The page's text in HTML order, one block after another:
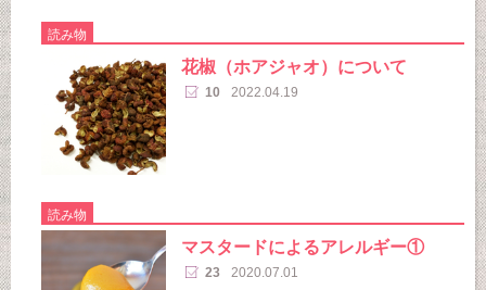
読み物
花椒（ホアジャオ）について
10 2022.04.19
読み物
マスタードによるアレルギー①
23 2020.07.01